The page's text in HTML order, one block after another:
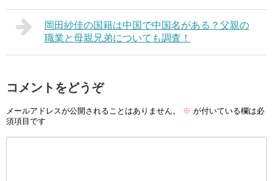
岡田紗佳の国籍は中国で中国名がある？父親の
職業と母親兄弟についても調査！
コメントをどうぞ
メールアドレスが公開されることはありません。 ※ が付いている欄は必
須項目です